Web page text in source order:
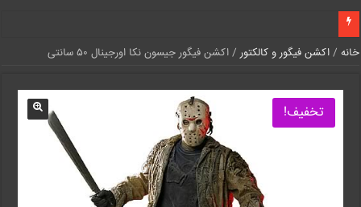
خانه /اکشن فیگور و کالکتور / اکشن فیگور جیسون نکا اورجینال ۵۰ سانتی
تخفیف!